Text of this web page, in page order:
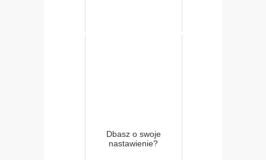
Dbasz o swoje
nastawienie?